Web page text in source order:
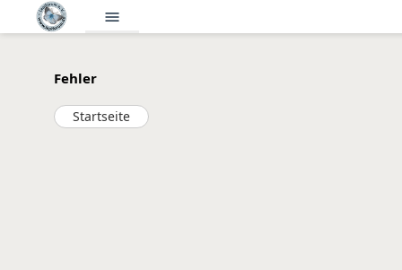
menu
Fehler
Startseite